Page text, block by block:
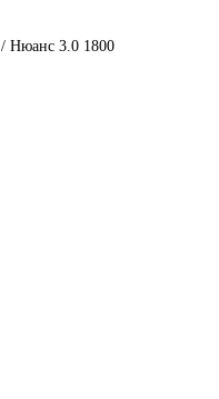
/ Нюанс 3.0 1800